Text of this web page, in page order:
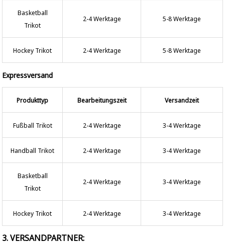
Basketball
Trikot
2-4 Werktage 5-8 Werktage
Hockey Trikot 2-4 Werktage 5-8 Werktage
Expressversand
Produkttyp Bearbeitungszeit Versandzeit
Fußball Trikot 2-4 Werktage 3-4 Werktage
Handball Trikot 2-4 Werktage 3-4 Werktage
Basketball
Trikot
2-4 Werktage 3-4 Werktage
Hockey Trikot 2-4 Werktage 3-4 Werktage
3. VERSANDPARTNER: